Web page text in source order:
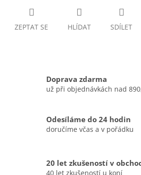
ZEPTAT SE HLÍDAT SDÍLET
Doprava zdarma
už při objednávkách nad
Odesíláme do 24 hodin
doručíme včas a v pořádku
20 let zkušeností v
40 let zkušeností u koní